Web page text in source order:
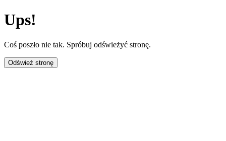
Ups!
Coś poszło nie tak. Spróbuj odświeżyć stronę.
Odśwież stronę